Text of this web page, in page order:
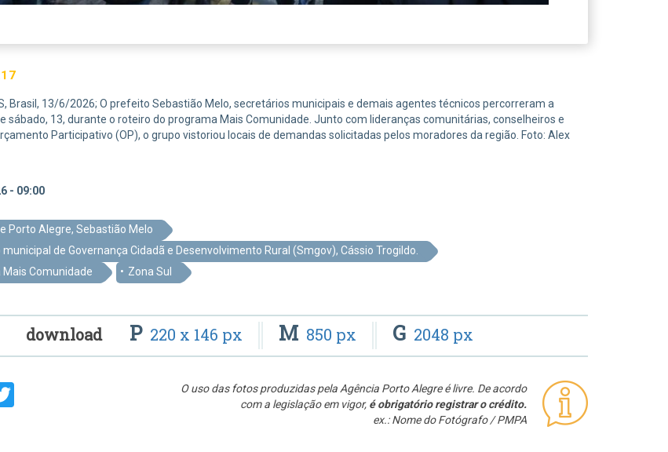
Brasil, 13/6/2026; O prefeito Sebastião Melo, secretários municipais e demais agentes técnicos percorreram a
sábado, 13, durante o roteiro do programa Mais Comunidade. Junto com lideranças comunitárias, conselheiros e
Participativo (OP), o grupo vistoriou locais de demandas solicitadas pelos moradores da região. Foto: Alex
- 09:00
Porto Alegre, Sebastião Melo
de Governança Cidadã e Desenvolvimento Rural (Smgov), Cássio Trogildo.
Mais Comunidade
Zona Sul
download P 220 x 146 px M 850 px G 2048 px
O uso das fotos produzidas pela Agência Porto Alegre é livre. De acordo
com a legislação em vigor, é obrigatório registrar o crédito.
ex.: Nome do Fotógrafo / PMPA
Twitter